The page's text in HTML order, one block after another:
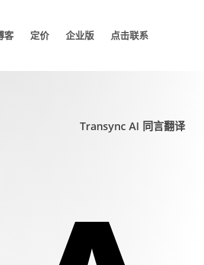
客 定价 企业版 点击联系
Transync AI 同言翻译